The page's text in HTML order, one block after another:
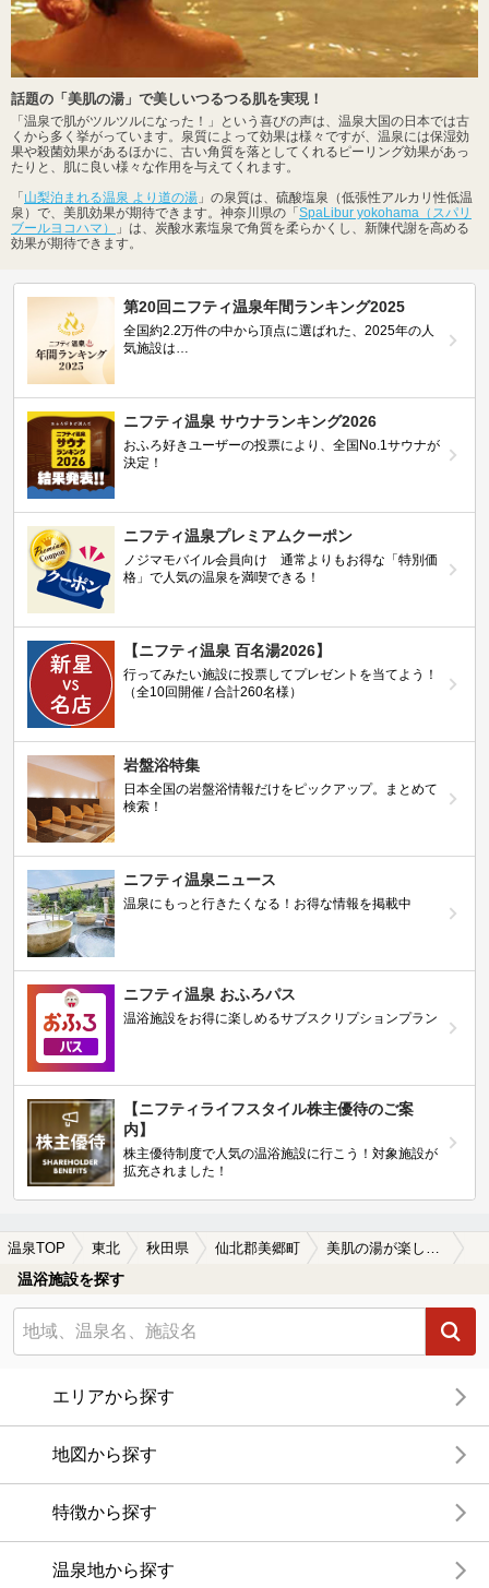
話題の「美肌の湯」で美しいつるつる肌を実現！
「温泉で肌がツルツルになった！」という喜びの声は、温泉大国の日本では古
くから多く挙がっています。泉質によって効果は様々ですが、温泉には保湿効
果や殺菌効果があるほかに、古い角質を落としてくれるピーリング効果があっ
たりと、肌に良い様々な作用を与えてくれます。
「山梨泊まれる温泉 より道の湯 」の泉質は、硫酸塩泉（低張性アルカリ性低温
泉）で、美肌効果が期待できます。神奈川県の「SpaLibur yokohama（スパリ
ブールヨコハマ）
」は、炭酸水素塩泉で角質を柔らかくし、新陳代謝を高める
効果が期待できます。
第20回ニフティ温泉年間ランキング2025
全国約2.2万件の中から頂点に選ばれた、2025年の人
気施設は…
ニフティ温泉 サウナランキング2026
おふろ好きユーザーの投票により、全国No.1サウナが
決定！
ニフティ温泉プレミアムクーポン
ノジマモバイル会員向け 通常よりもお得な「特別価
格」で人気の温泉を満喫できる！
【ニフティ温泉 百名湯2026】
行ってみたい施設に投票してプレゼントを当てよう！
（全10回開催 / 合計260名様）
岩盤浴特集
日本全国の岩盤浴情報だけをピックアップ。まとめて
検索！
ニフティ温泉ニュース
温泉にもっと行きたくなる！お得な情報を掲載中
ニフティ温泉 おふろパス
温浴施設をお得に楽しめるサブスクリプションプラン
【ニフティライフスタイル株主優待のご案
内】
株主優待制度で人気の温浴施設に行こう！対象施設が
拡充されました！
温泉TOP 東北 秋田県 仙北郡美郷町 美肌の湯が楽しめる仙北郡美郷町の温泉、日帰り温泉、スーパー銭湯おすすめ
温浴施設を探す
エリアから探す
地図から探す
特徴から探す
温泉地から探す